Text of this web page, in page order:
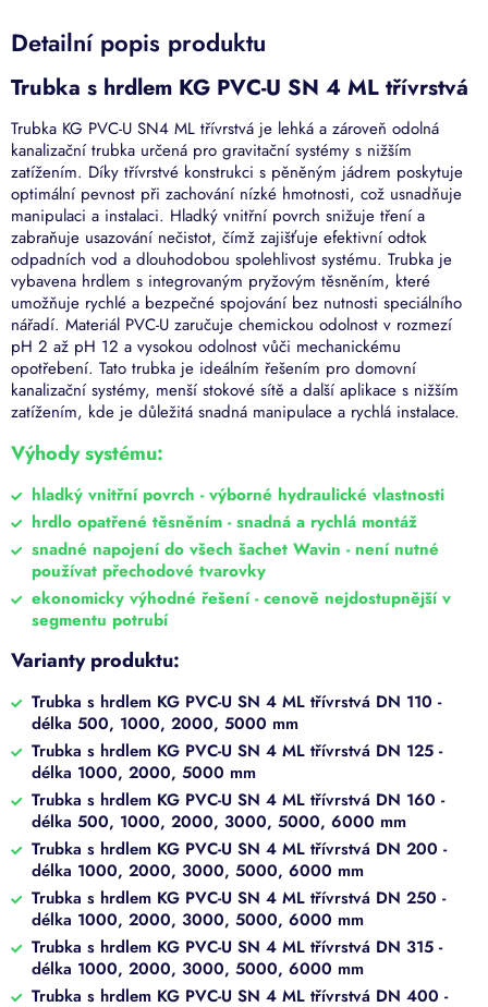
Detailní popis produktu
Trubka s hrdlem KG PVC-U SN 4 ML třívrstvá
Trubka KG PVC-U SN4 ML třívrstvá je lehká a zároveň odolná
kanalizační trubka určená pro gravitační systémy s nižším
zatížením. Díky třívrstvé konstrukci s pěněným jádrem poskytuje
optimální pevnost při zachování nízké hmotnosti, což usnadňuje
manipulaci a instalaci. Hladký vnitřní povrch snižuje tření a
zabraňuje usazování nečistot, čímž zajišťuje efektivní odtok
odpadních vod a dlouhodobou spolehlivost systému. Trubka je
vybavena hrdlem s integrovaným pryžovým těsněním, které
umožňuje rychlé a bezpečné spojování bez nutnosti speciálního
nářadí. Materiál PVC-U zaručuje chemickou odolnost v rozmezí
pH 2 až pH 12 a vysokou odolnost vůči mechanickému
opotřebení. Tato trubka je ideálním řešením pro domovní
kanalizační systémy, menší stokové sítě a další aplikace s nižším
zatížením, kde je důležitá snadná manipulace a rychlá instalace.
Výhody systému:
hladký vnitřní povrch - výborné hydraulické vlastnosti
hrdlo opatřené těsněním - snadná a rychlá montáž
snadné napojení do všech šachet Wavin - není nutné
používat přechodové tvarovky
ekonomicky výhodné řešení - cenově nejdostupnější v
segmentu potrubí
Varianty produktu:
Trubka s hrdlem KG PVC-U SN 4 ML třívrstvá DN 110 -
délka 500, 1000, 2000, 5000 mm
Trubka s hrdlem KG PVC-U SN 4 ML třívrstvá DN 125 -
délka 1000, 2000, 5000 mm
Trubka s hrdlem KG PVC-U SN 4 ML třívrstvá DN 160 -
délka 500, 1000, 2000, 3000, 5000, 6000 mm
Trubka s hrdlem KG PVC-U SN 4 ML třívrstvá DN 200 -
délka 1000, 2000, 3000, 5000, 6000 mm
Trubka s hrdlem KG PVC-U SN 4 ML třívrstvá DN 250 -
délka 1000, 2000, 3000, 5000, 6000 mm
Trubka s hrdlem KG PVC-U SN 4 ML třívrstvá DN 315 -
délka 1000, 2000, 3000, 5000, 6000 mm
Trubka s hrdlem KG PVC-U SN 4 ML třívrstvá DN 400 -